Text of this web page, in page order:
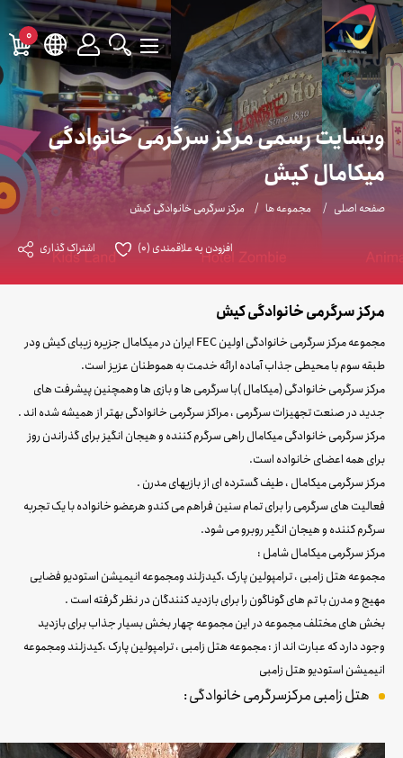
0
وبسایت رسمی مرکز سرگرمی خانوادگی
میکامال کیش
صفحه اصلی مجموعه ها مرکز سرگرمی خانوادگی کیش
افزودن به علاقمندی (0) اشتراک گذاری
مرکز سرگرمی خانوادگی کیش
مجموعه مرکز سرگرمی خانوادگی اولین FEC ایران در میکامال جزیره زیبای کیش ودر
طبقه سوم با محیطی جذاب آماده ارائه خدمت به هموطنان عزیز است.
مرکز سرگرمی خانوادگی (میکامال )با سرگرمی ها و بازی ها وهمچنین پیشرفت های
جدید در صنعت تجهیزات سرگرمی ، مراکز سرگرمی خانوادگی بهتر از همیشه شده اند .
مرکز سرگرمی خانوادگی میکامال راهی سرگرم کننده و هیجان انگیز برای گذراندن روز
برای همه اعضای خانواده است.
مرکز سرگرمی میکامال ، طیف گسترده ای از بازیهای مدرن .
فعالیت های سرگرمی را برای تمام سنین فراهم می کندو هرعضو خانواده با یک تجربه
سرگرم کننده و هیجان انگیر روبرو می شود.
مرکز سرگرمی میکامال شامل :
مجموعه هتل زامبی ، ترامپولین پارک ،کیدزلند ومجموعه انیمیشن استودیو فضایی
مهیج و مدرن با تم های گوناگون را برای بازدید کنندگان در نظر گرفته است .
بخش های مختلف مجموعه در این مجموعه چهار بخش بسیار جذاب برای بازدید
وجود دارد که عبارت اند از : مجموعه هتل زامبی ، ترامپولین پارک ،کیدزلند ومجموعه
انیمیشن استودیو هتل زامبی
هتل زامبی مرکزسرگرمی خانوادگی :